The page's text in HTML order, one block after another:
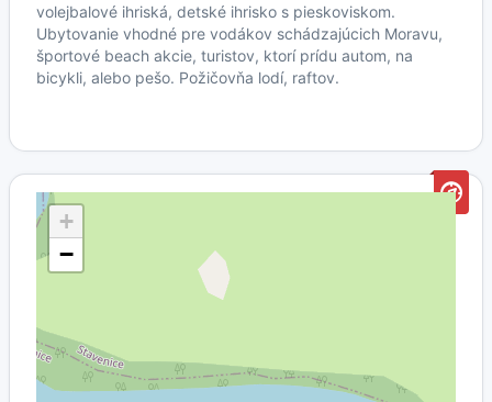
volejbalové ihriská, detské ihrisko s pieskoviskom.
Ubytovanie vhodné pre vodákov schádzajúcich Moravu,
športové beach akcie, turistov, ktorí prídu autom, na
bicykli, alebo pešo. Požičovňa lodí, raftov.
+
−